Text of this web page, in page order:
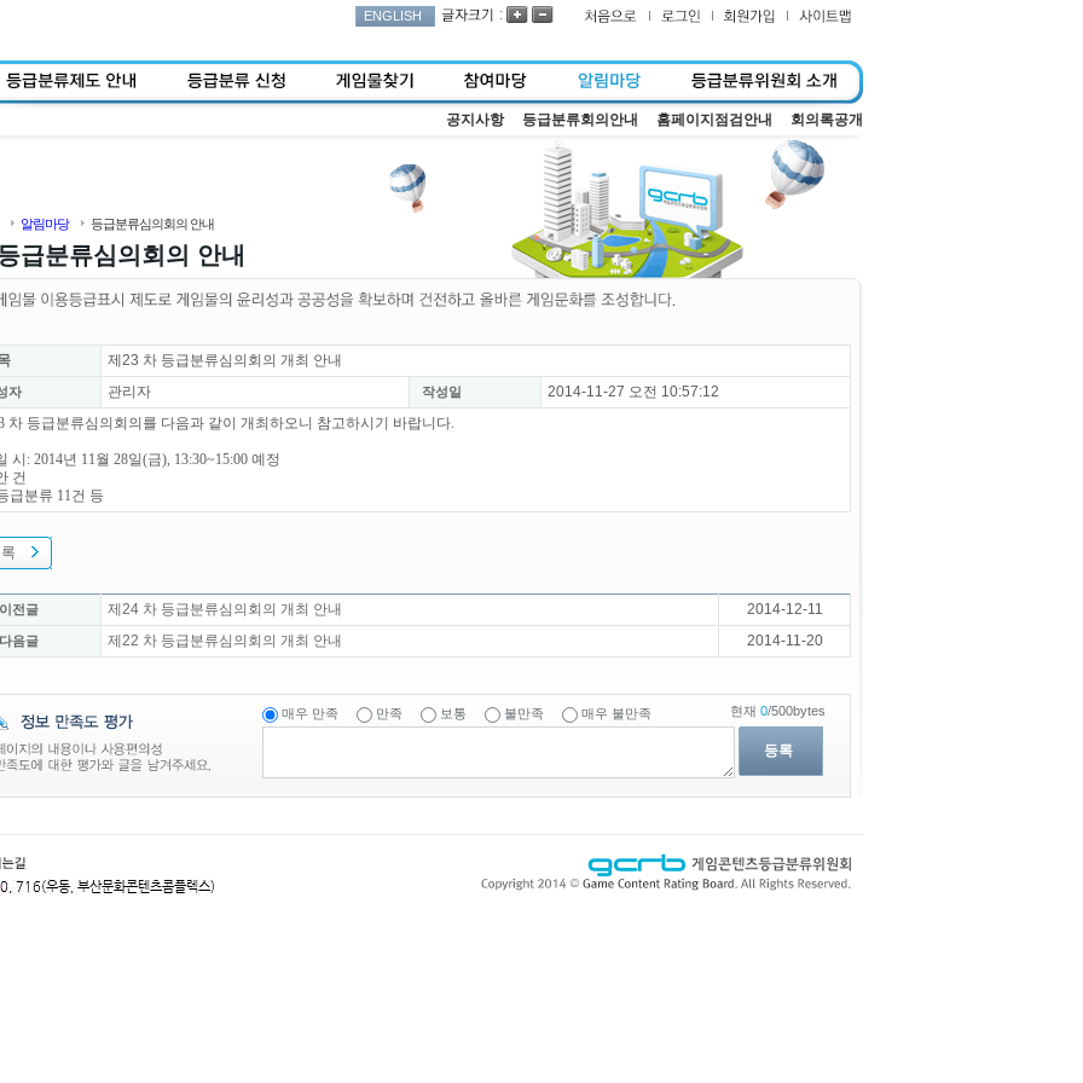
ENGLISH :
공지사항 등급분류회의안내 홈페이지점검안내 회의록공개
알림마당 등급분류심의회의 안내
급분류심의회의 안내
제23 차 등급분류심의회의 개최 안내
자 관리자 작성일
2014-11-27 오전 10:57:12
차 등급분류심의회의를 다음과 같이 개최하오니 참고하시기 바랍니다.
시: 2014년 11월 28일(금), 13:30~15:00 예정
건
분류 11건 등
전글 제24 차 등급분류심의회의 개최 안내 2014-12-11
음글 제22 차 등급분류심의회의 개최 안내 2014-11-20
매우 만족 만족 보통 불만족 매우 불만족
등록
현재 0/500bytes